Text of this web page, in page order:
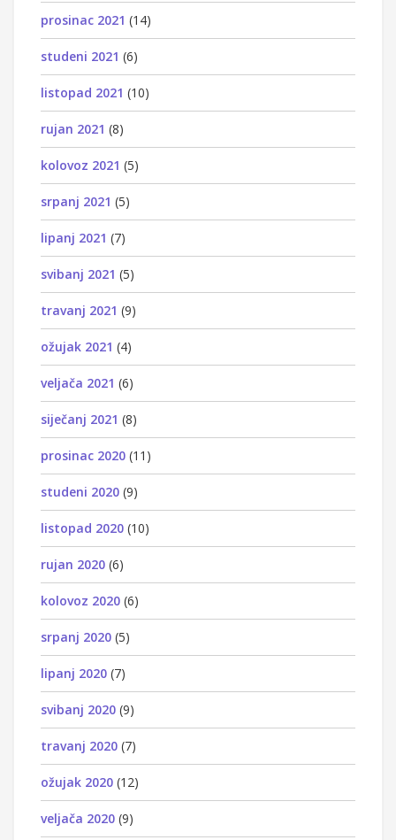
prosinac 2021 (14)
studeni 2021 (6)
listopad 2021 (10)
rujan 2021 (8)
kolovoz 2021 (5)
srpanj 2021 (5)
lipanj 2021 (7)
svibanj 2021 (5)
travanj 2021 (9)
ožujak 2021 (4)
veljača 2021 (6)
siječanj 2021 (8)
prosinac 2020 (11)
studeni 2020 (9)
listopad 2020 (10)
rujan 2020 (6)
kolovoz 2020 (6)
srpanj 2020 (5)
lipanj 2020 (7)
svibanj 2020 (9)
travanj 2020 (7)
ožujak 2020 (12)
veljača 2020 (9)